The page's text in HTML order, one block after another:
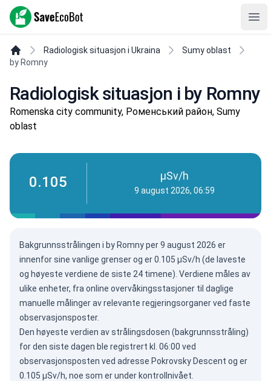
SaveEcoBot
Radiologisk situasjon i Ukraina
Sumy oblast
by Romny
Radiologisk situasjon i by Romny
Romenska city community, Роменський район, Sumy
oblast
0.105 µSv/h
9 august 2026, 06:59
Bakgrunnsstrålingen i by Romny per9 august 2026 er
innenfor sine vanlige grenser og er 0.105 µSv/h (de laveste
og høyeste verdiene de siste 24 timene). Verdiene måles av
ulike enheter, fra online overvåkingsstasjoner til daglige
manuelle målinger av relevante regjeringsorganer ved faste
observasjonsposter.
Den høyeste verdien av strålingsdosen (bakgrunnsstråling)
for den siste dagen ble registrert kl. 06:00 ved
observasjonsposten ved adresse Pokrovsky Descent og er
0.105 µSv/h, noe som er under kontrollnivået.